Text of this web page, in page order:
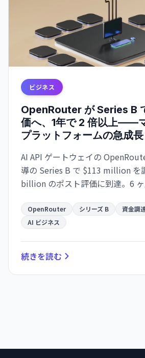
ビジネス
OpenRouter が Series B
価へ、1年で 2 倍以上——
プラットフォームの急成長
AI API ゲートウェイの
導の Series B で $113 million を
billion のポスト評価に到達。6
まりを示す。
OpenRouter シリーズ B 資金調
AI ビジネス
続きを読む